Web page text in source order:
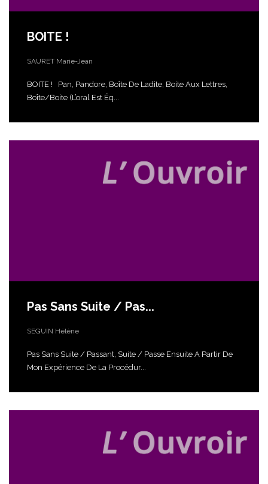
BOITE !
SAURET Marie-Jean
BOITE ! Pan, Pandore, Boîte De Ladite, Boite Aux Lettres,
Boîte/boite (l’oral Est Éq...
Pas Sans Suite / Pas...
SEGUIN Hélène
Pas Sans Suite / Passant, Suite / Passe Ensuite A Partir De
Mon Expérience De La Procédur...